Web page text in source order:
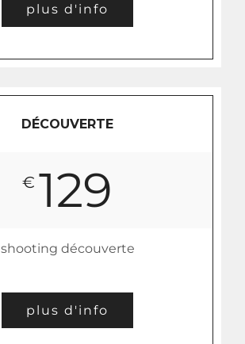
plus d'info
DÉCOUVERTE
€ 129
shooting découverte
plus d'info